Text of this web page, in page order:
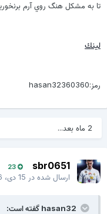
تا به مشكل هنگ روي آرم برنخوريد
لينك
رمز:hasan32360360
sbr0651
23
ارسال شده در15 دی، 2016
hasan32 گفته است: